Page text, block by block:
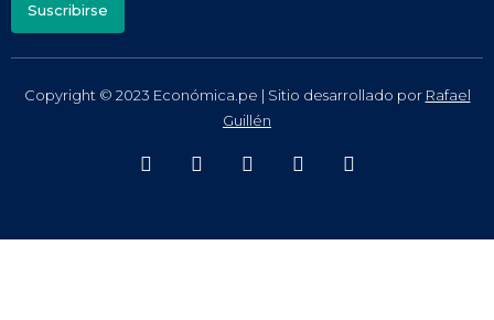
Suscribirse
Copyright © 2023 Económica.pe | Sitio desarrollado por Rafael
Guillén